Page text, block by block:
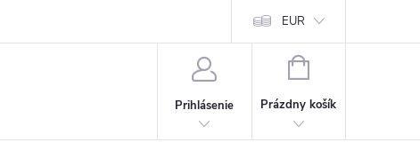
Vrátenie tovaru a reklamácia Ochrana osobných
EUR
Prihlásenie
NÁKUPNÝ
Prázdny košík